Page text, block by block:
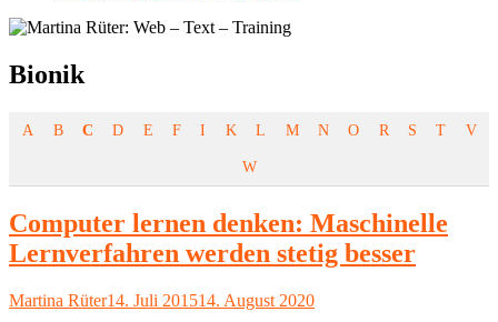
Schlagwort:
Bionik
A B C D E F I K L M N O R S T V
W
Computer lernen denken: Maschinelle
Lernverfahren werden stetig besser
Autor
Martina RüterVeröffentlicht
14. Juli 201514. August 2020